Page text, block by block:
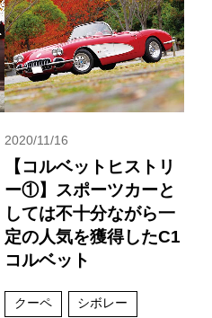
2020/11/16
【コルベットヒストリ
ー①】スポーツカーと
しては不十分ながら一
定の人気を獲得したC1
コルベット
クーペ シボレー